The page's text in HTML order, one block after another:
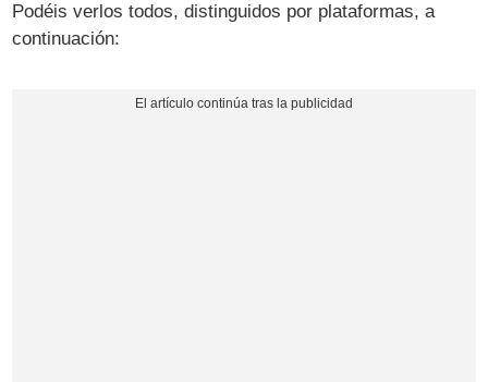
Podéis verlos todos, distinguidos por plataformas, a
continuación: